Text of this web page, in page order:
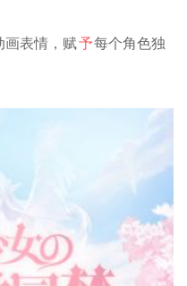
画表情，赋予每个角色独